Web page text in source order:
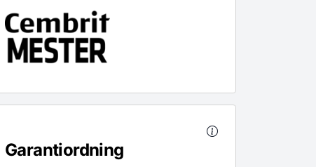
Garantiordning